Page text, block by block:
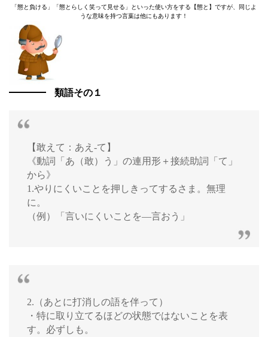
「態と負ける」「態とらしく笑って見せる」といった使い方をする【態と】ですが、同じよ
うな意味を持つ言葉は他にもあります！
類語その１
【敢えて：あえ‐て】
《動詞「あ（敢）う」の連用形＋接続助詞「て」
から》
1.やりにくいことを押しきってするさま。無理
に。
（例）「言いにくいことを―言おう」
2.（あとに打消しの語を伴って）
・特に取り立てるほどの状態ではないことを表
す。必ずしも。